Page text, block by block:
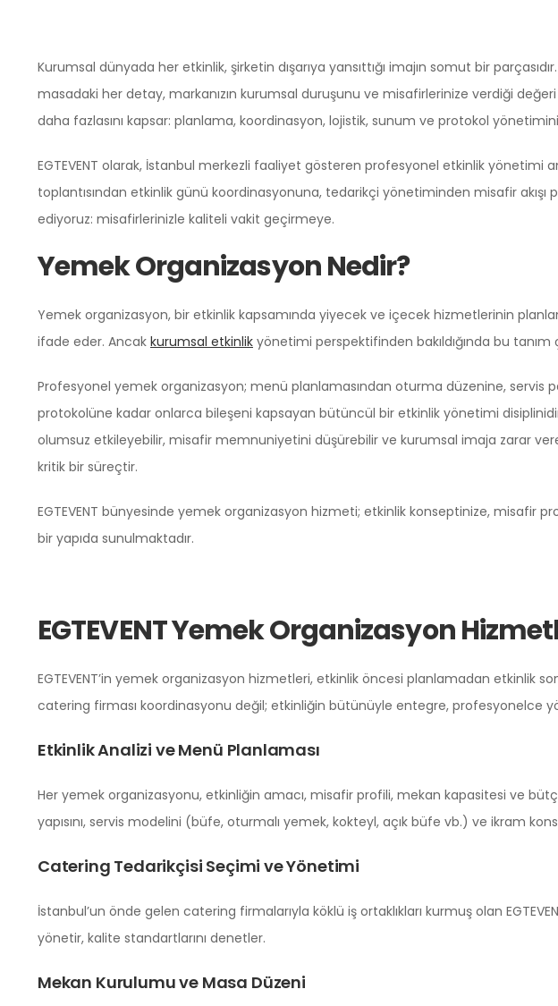
Kurumsal dünyada her etkinlik, şirketin dışarıya yansıttığı imajın somut bir
masadaki her detay, markanızın kurumsal duruşunu ve misafirlerinize verdiği
daha fazlasını kapsar: planlama, koordinasyon, lojistik, sunum ve protokol
EGTEVENT olarak, İstanbul merkezli faaliyet gösteren profesyonel etkinlik yönetimi
toplantısından etkinlik günü koordinasyonuna, tedarikçi yönetiminden misafir
ediyoruz: misafirlerinizle kaliteli vakit geçirmeye.
Yemek Organizasyon Nedir?
Yemek organizasyon, bir etkinlik kapsamında yiyecek ve içecek hizmetlerinin
ifade eder. Ancak kurumsal etkinlik yönetimi perspektifinden bakıldığında bu
Profesyonel yemek organizasyon; menü planlamasından oturma düzenine,
protokolüne kadar onlarca bileşeni kapsayan bütüncül bir etkinlik yönetimi
olumsuz etkileyebilir, misafir memnuniyetini düşürebilir ve kurumsal imaja zarar
kritik bir süreçtir.
EGTEVENT bünyesinde yemek organizasyon hizmeti; etkinlik konseptinize, misafir
bir yapıda sunulmaktadır.
EGTEVENT Yemek Organizasyon
EGTEVENT’in yemek organizasyon hizmetleri, etkinlik öncesi planlamadan etkinlik
catering firması koordinasyonu değil; etkinliğin bütünüyle entegre, profesyonelce
Etkinlik Analizi ve Menü Planlaması
Her yemek organizasyonu, etkinliğin amacı, misafir profili, mekan kapasitesi ve
yapısını, servis modelini (büfe, oturmalı yemek, kokteyl, açık büfe vb.) ve ikram
Catering Tedarikçisi Seçimi ve Yönetimi
İstanbul’un önde gelen catering firmalarıyla köklü iş ortaklıkları kurmuş olan
yönetir, kalite standartlarını denetler.
Mekan Kurulumu ve Masa Düzeni